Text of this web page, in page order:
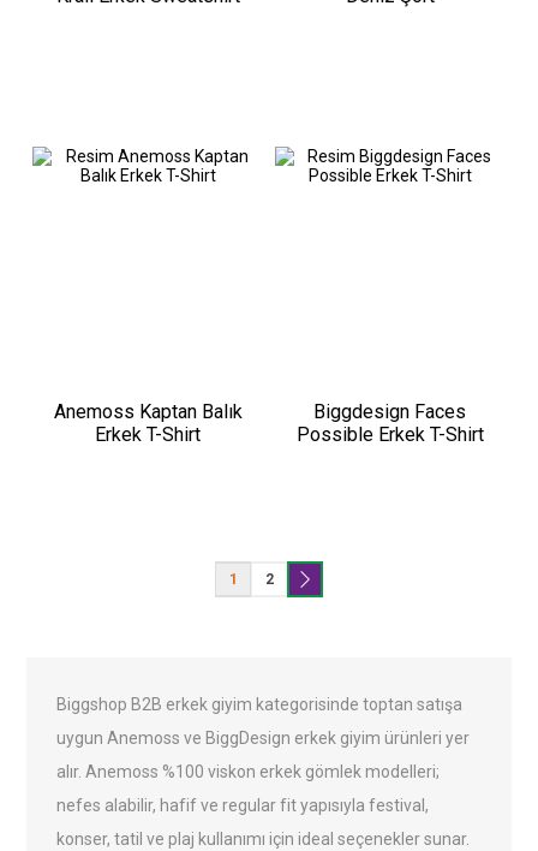
Anemoss Kaptan Balık
Erkek T-Shirt
Biggdesign Faces
Possible Erkek T-Shirt
1 2
Biggshop B2B erkek giyim kategorisinde toptan satışa
uygun Anemoss ve BiggDesign erkek giyim ürünleri yer
alır. Anemoss %100 viskon erkek gömlek modelleri;
nefes alabilir, hafif ve regular fit yapısıyla festival,
konser, tatil ve plaj kullanımı için ideal seçenekler sunar.